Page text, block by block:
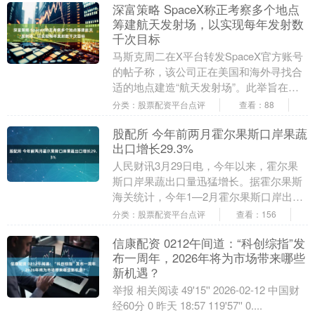
深富策略 SpaceX称正考察多个地点
筹建航天发射场，以实现每年发射数
千次目标
马斯克周二在X平台转发SpaceX官方账号
的帖子称，该公司正在美国和海外寻找合
适的地点建造“航天发射场”。此举旨在为
未来其巨型星舰火箭每年数千次的发射做
分类：股票配资平台点评 查看：88
股配所 今年前两月霍尔果斯口岸果蔬
出口增长29.3%
人民财讯3月29日电，今年以来，霍尔果
斯口岸果蔬出口量迅猛增长。据霍尔果斯
海关统计，今年1—2月霍尔果斯口岸出口
果蔬13.7万吨，同比增长29.3%。....
分类：股票配资平台点评 查看：156
信康配资 0212午间道：“科创综指”发
布一周年，2026年将为市场带来哪些
新机遇？
举报 相关阅读 49'15'' 2026-02-12 中国财
经60分 0 昨天 18:57 119'57'' 0....